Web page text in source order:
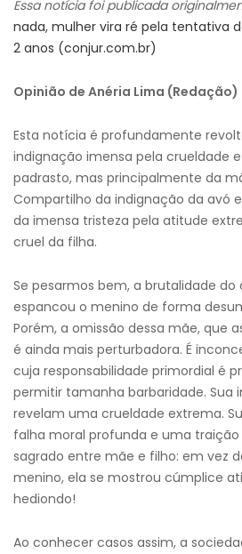
Essa notícia foi publicada
nada, mulher vira ré pela tentativa
2 anos (conjur.com.br)
Opinião de Anéria Lima (Redação)
Esta notícia é profundamente
indignação imensa pela crueldade
padrasto, mas principalmente da
Compartilho da indignação da avó
da imensa tristeza pela atitude
cruel da filha.
Se pesarmos bem, a brutalidade do
espancou o menino de forma
Porém, a omissão dessa mãe, que
é ainda mais perturbadora. É
cuja responsabilidade primordial é
permitir tamanha barbaridade. Sua
revelam uma crueldade extrema.
falha moral profunda e uma
sagrado entre mãe e filho: em vez
menino, ela se mostrou cúmplice
hediondo!
Ao conhecer casos assim, a